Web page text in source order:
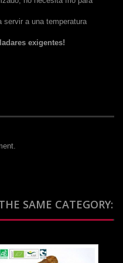
servir a una temperatura
exigentes!
SAME CATEGORY: